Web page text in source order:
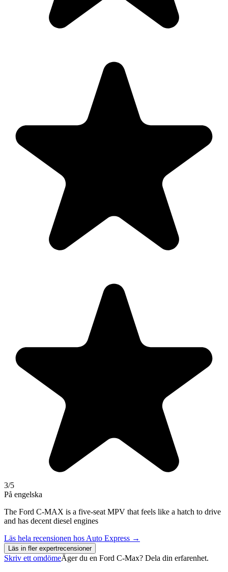
3/5
På engelska
The Ford C-MAX is a five-seat MPV that feels like a hatch to drive
and has decent diesel engines
Läs hela recensionen hos Auto Express →
Läs in fler expertrecensioner
Skriv ett omdömeÄger du en Ford C-Max? Dela din erfarenhet.